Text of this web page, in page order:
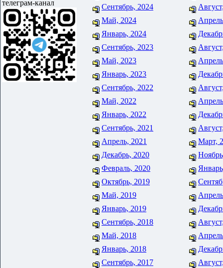
телеграм-канал
Сентябрь, 2024
Май, 2024
Январь, 2024
Сентябрь, 2023
Май, 2023
Январь, 2023
Сентябрь, 2022
Май, 2022
Январь, 2022
Сентябрь, 2021
Апрель, 2021
Март,
Декабрь, 2020
Февраль, 2020
Октябрь, 2019
Май, 2019
Январь, 2019
Сентябрь, 2018
Май, 2018
Январь, 2018
Сентябрь, 2017